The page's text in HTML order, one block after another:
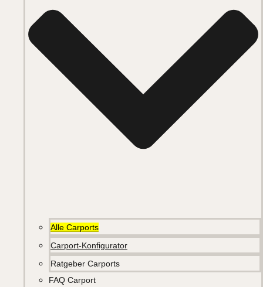
Alle Carports
Carport-Konfigurator
Ratgeber Carports
FAQ Carport